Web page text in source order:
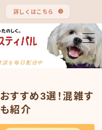
詳しくはこちら
談を毎日配信中
すすめ3選！混雑す
紹介